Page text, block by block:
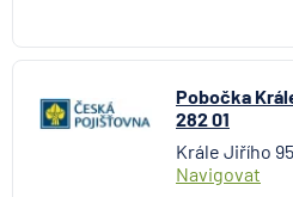
D.A.S. právní ochrana,
Direct pojišťovna
Fio banka
Generali česká pojišťovna
Generali penzijní společnost
Pobočka
282 01
Krále Jiřího
Navigovat